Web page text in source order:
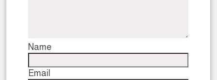
Name
Email